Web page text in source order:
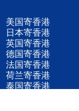
美国寄香港
日本寄香港
英国寄香港
德国寄香港
法国寄香港
荷兰寄香港
泰国寄香港